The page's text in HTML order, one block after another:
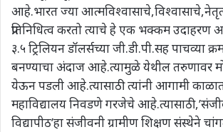
आहे.भारत ज्या
प्रतिनिधित्व करतो त्याचे हे एक भक्कम उदाहरण
३.५ ट्रिलियन डॉलर्सच्या जी.डी.पी.सह पाचव्या
बनण्याचा अंदाज आहे.त्यामुळे येथील तरुणावर
येऊन पडली आहे.त्यासाठी त्यांनी आगामी
महाविद्यालय निवडणे गरजेचे
विद्यापीठ’हा संजीवनी ग्रामीण शिक्षण संस्थेने